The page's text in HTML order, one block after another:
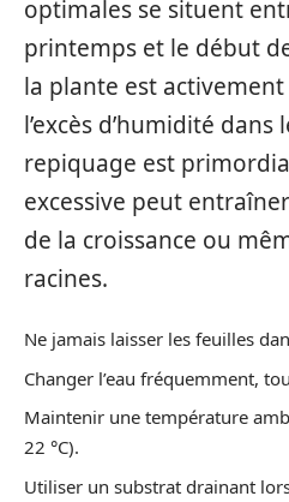
optimales se situent
printemps et le début
la plante est
l’excès d’humidité
repiquage est
excessive peut
de la croissance ou
racines.
Ne jamais laisser les feuilles
Changer l’eau fréquemment,
Maintenir une température
22 °C).
Utiliser un substrat drainant